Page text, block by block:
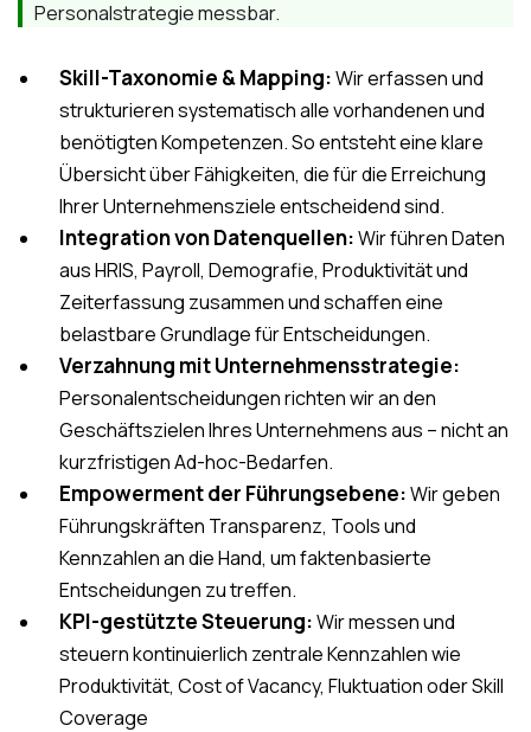
Personalstrategie messbar.
Skill-Taxonomie & Mapping:Wir erfassen und
strukturieren systematisch alle vorhandenen und
benötigten Kompetenzen. So entsteht eine klare
Übersicht über Fähigkeiten, die für die Erreichung
Ihrer Unternehmensziele entscheidend sind.
Integration von Datenquellen:Wir führen Daten
aus HRIS, Payroll, Demografie, Produktivität und
Zeiterfassung zusammen und schaffen eine
belastbare Grundlage für Entscheidungen.
Verzahnung mit Unternehmensstrategie:
Personalentscheidungen richten wir an den
Geschäftszielen Ihres Unternehmens aus – nicht an
kurzfristigen Ad-hoc-Bedarfen.
Empowerment der Führungsebene:Wir geben
Führungskräften Transparenz, Tools und
Kennzahlen an die Hand, um faktenbasierte
Entscheidungen zu treffen.
KPI-gestützte Steuerung:Wir messen und
steuern kontinuierlich zentrale Kennzahlen wie
Produktivität, Cost of Vacancy, Fluktuation oder Skill
Coverage